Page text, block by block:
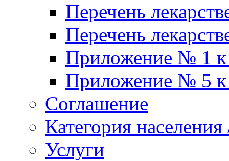
Перечень
Перечень
Приложение № 1 к
Приложение № 5 к
Соглашение
Категория
Услуги